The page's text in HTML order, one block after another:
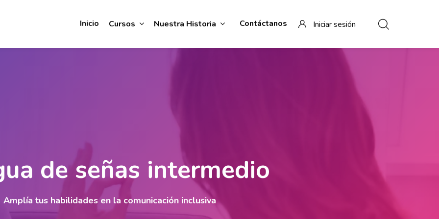
Iniciar sesión
Contáctanos
Nuestra Historia
Cursos
Inicio
de señas intermedio
Amplía tus habilidades en la comunicación inclusiva